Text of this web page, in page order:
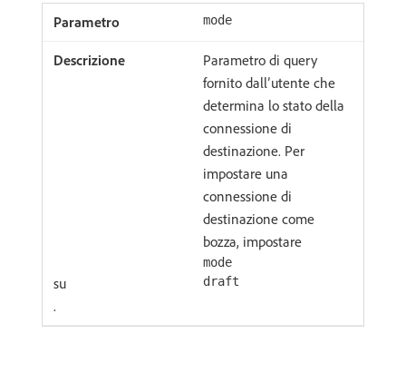
mode
Parametro di query
fornito dall’utente che
determina lo stato della
connessione di
destinazione. Per
impostare una
connessione di
destinazione come
bozza, impostare
mode
su draft
.